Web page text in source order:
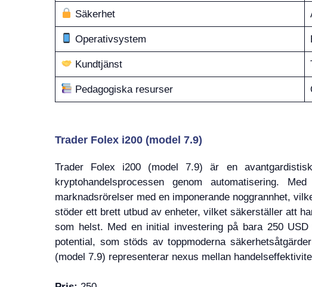
Säkerhet
Operativsystem
Kundtjänst
Pedagogiska resurser
Trader Folex i200 (model 7.9)
Trader Folex i200 (model 7.9) är en
kryptohandelsprocessen genom automatisering.
marknadsrörelser med en imponerande noggrannhet,
stöder ett brett utbud av enheter, vilket säkerställer att
som helst. Med en initial investering på bara 250
potential, som stöds av toppmoderna
(model 7.9) representerar nexus mellan